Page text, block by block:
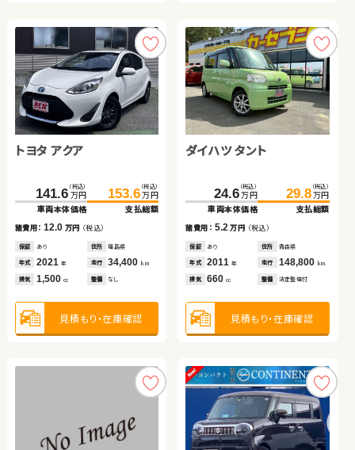
トヨタ アクア
141.6 （税込）
万円
車両本体価格
153.6 （税込）
万円
支払総額
諸費用：12.0 万円 （税込）
保証 あり 住所 福島県
年式 2021 年 走行 34,400 km
排気 1,500 cc 整備 なし
見積もり・在庫確認
ダイハツ タント
24.6 （税込）
万円
車両本体価格
29.8 （税込）
万円
支払総額
諸費用： 5.2万円 （税込）
保証 あり 住所 青森県
年式 2011年 走行 148,800 km
排気 660cc 整備 法定整備付
見積もり・在庫確認
スバル フォレスター
250.4（税込）
万円
諸費用：15.4万円（税込）
あり 埼玉県
年式 2021年 走行
排気 1,800 整備 法定整備付
見積もり・在庫確認
トヨタ ルーミー
98.6（税込）
万円
諸費用：11.1万円（税込）
あり
年式 2018年 走行
排気 1,000 整備 法定整備付
見積もり・在庫確認
トヨタ プリウスＰＨＶ
254.4（税込）
万円
諸費用：14.4万円（税込）
あり 宮城県
年式 2022年 走行
排気 1,800 整備 法定整備付
見積もり・在庫確認
トヨタ ルーミー
116.1 （税込）
万円
車両本体価格
128.9 （税込）
万円
支払総額
諸費用： 12.8万円（税込）
保証 あり 住所 岩手県
年式 2020年 走行 63,400km
排気 1,000 整備 法定整備付
見積もり・在庫確認